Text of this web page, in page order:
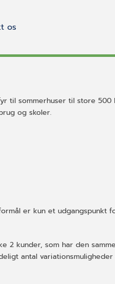
os
til sommerhuser til store
og skoler.
er kun et udgangspunkt
kunder, som har den
antal variationsmuligheder